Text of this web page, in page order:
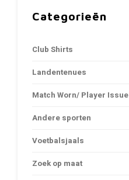
Categorieën
Club Shirts
Landentenues
Match Worn/ Player Issue
Andere sporten
Voetbalsjaals
Zoek op maat